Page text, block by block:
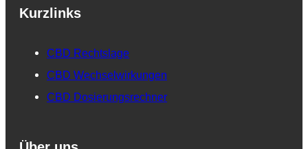
Kurzlinks
CBD Rechtslage
CBD Wechselwirkungen
CBD Dosierungsrechner